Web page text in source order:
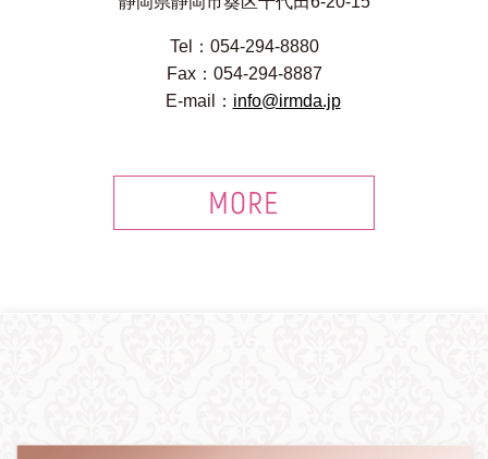
Tel：054-294-8880
Fax：054-294-8887
E-mail： info@irmda.jp